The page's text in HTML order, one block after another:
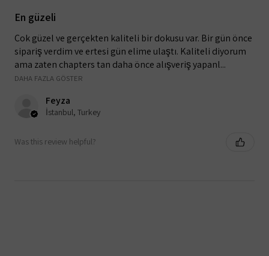
En güzeli
Çok güzel ve gerçekten kaliteli bir dokusu var. Bir gün önce
sipariş verdim ve ertesi gün elime ulaştı. Kaliteli diyorum
ama zaten chapters tan daha önce alışveriş yapanl...
DAHA FAZLA GÖSTER
Feyza
İstanbul, Turkey
Was this review helpful?